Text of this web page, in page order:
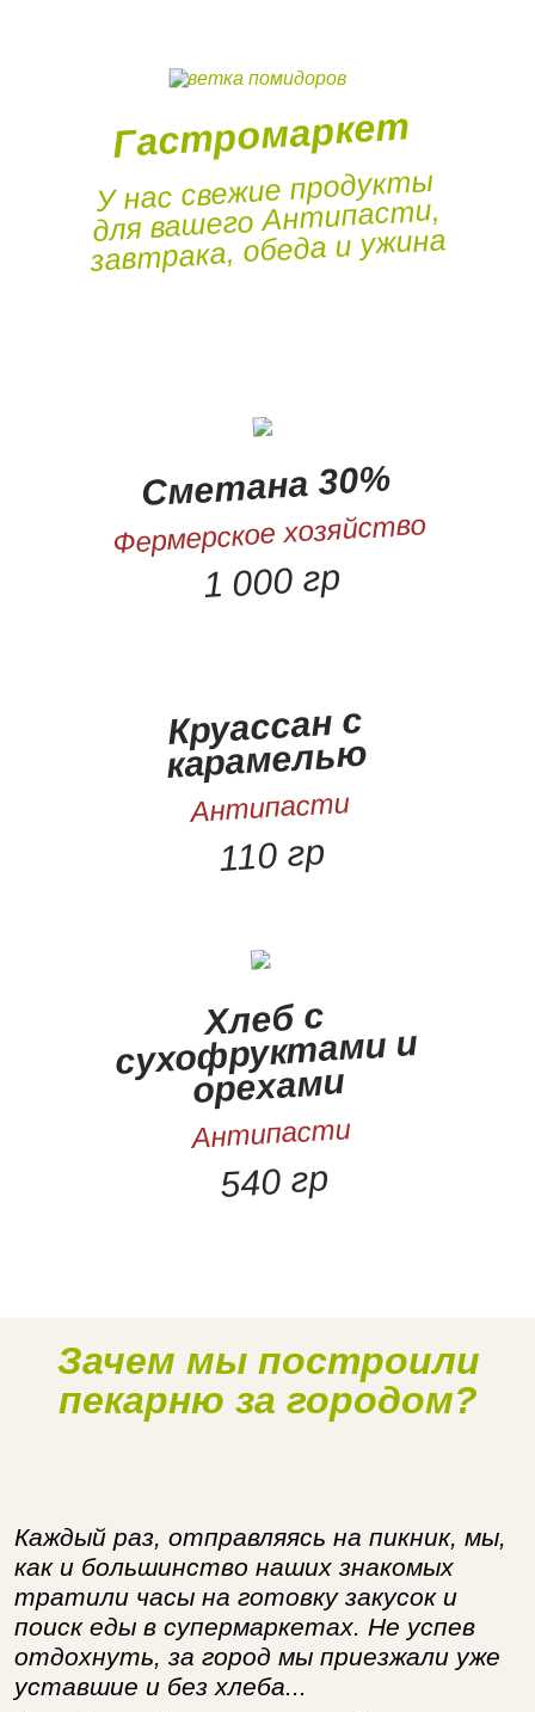
Гастромаркет
У нас свежие продукты
для вашего Антипасти,
завтрака, обеда и ужина
Сметана 30%
Фермерское хозяйство
1 000 гр
Круассан с
карамелью
Антипасти
110 гр
Хлеб с
сухофруктами и
орехами
Антипасти
540 гр
Наше производство
Зачем мы построили
пекарню за городом?
Каждый раз, отправляясь на пикник, мы,
как и большинство наших знакомых
тратили часы на готовку закусок и
поиск еды в супермаркетах. Не успев
отдохнуть, за город мы приезжали уже
уставшие и без хлеба...